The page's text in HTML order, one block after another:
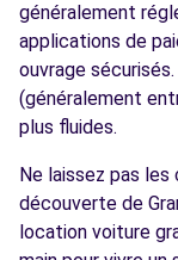
généralement
applications de
ouvrage
(généralement
plus fluides.
Ne laissez pas
découverte de
location voiture